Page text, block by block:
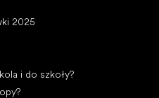
2025
i do szkoły?